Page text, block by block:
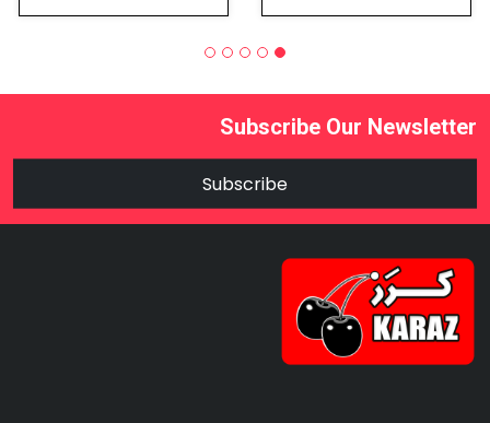
Subscribe Our Newsletter
Subscribe